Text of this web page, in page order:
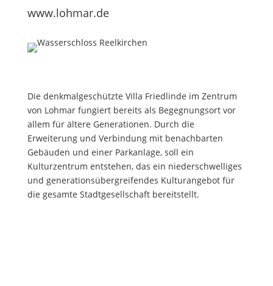
www.lohmar.de
Die denkmalgeschützte Villa Friedlinde im Zentrum
von Lohmar fungiert bereits als Begegnungsort vor
allem für ältere Generationen. Durch die
Erweiterung und Verbindung mit benachbarten
Gebäuden und einer Parkanlage, soll ein
Kulturzentrum entstehen, das ein niederschwelliges
und generationsübergreifendes Kulturangebot für
die gesamte Stadtgesellschaft bereitstellt.